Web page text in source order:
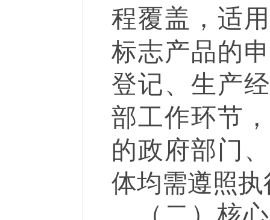
程覆盖，适
标志产品的
登记、生产
部工作环节
的政府部门
体均需遵照执